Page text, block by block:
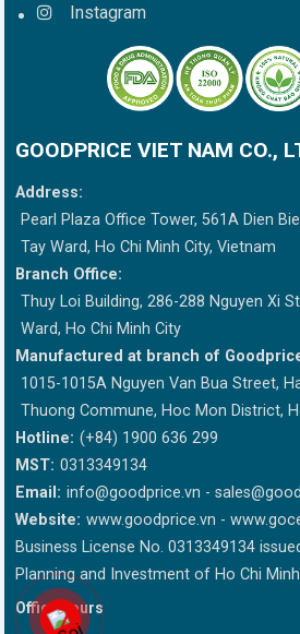
Instagram
GOODPRICE VIET NAM CO.,
Address:
Pearl Plaza Office Tower, 561A Dien
Tay Ward, Ho Chi Minh City, Vietnam
Branch Office:
Thuy Loi Building, 286-288 Nguyen Xi
Ward, Ho Chi Minh City
Manufactured at branch of
1015-1015A Nguyen Van Bua Street,
Thuong Commune, Hoc Mon District,
Hotline: (+84) 1900 636 299
MST: 0313349134
Email: info@goodprice.vn -
Website: www.goodprice.vn -
Business License No. 0313349134
Planning and Investment of Ho Chi Minh
Office hours